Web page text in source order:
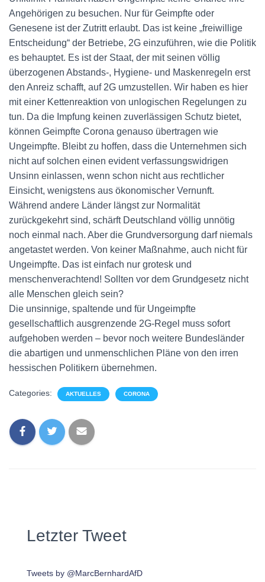
Angehörigen zu besuchen. Nur für Geimpfte oder
Genesene ist der Zutritt erlaubt. Das ist keine „freiwillige
Entscheidung“ der Betriebe, 2G einzuführen, wie die Politik
es behauptet. Es ist der Staat, der mit seinen völlig
überzogenen Abstands-, Hygiene- und Maskenregeln erst
den Anreiz schafft, auf 2G umzustellen. Wir haben es hier
mit einer Kettenreaktion von unlogischen Regelungen zu
tun. Da die Impfung keinen zuverlässigen Schutz bietet,
können Geimpfte Corona genauso übertragen wie
Ungeimpfte. Bleibt zu hoffen, dass die Unternehmen sich
nicht auf solchen einen evident verfassungswidrigen
Unsinn einlassen, wenn schon nicht aus rechtlicher
Einsicht, wenigstens aus ökonomischer Vernunft.
Während andere Länder längst zur Normalität
zurückgekehrt sind, schärft Deutschland völlig unnötig
noch einmal nach. Aber die Grundversorgung darf niemals
angetastet werden. Von keiner Maßnahme, auch nicht für
Ungeimpfte. Das ist einfach nur grotesk und
menschenverachtend! Sollten vor dem Grundgesetz nicht
alle Menschen gleich sein?
Die unsinnige, spaltende und für Ungeimpfte
gesellschaftlich ausgrenzende 2G-Regel muss sofort
aufgehoben werden – bevor noch weitere Bundesländer
die abartigen und unmenschlichen Pläne von den irren
hessischen Politikern übernehmen.
Categories: AKTUELLES CORONA
Letzter Tweet
Tweets by @MarcBernhardAfD